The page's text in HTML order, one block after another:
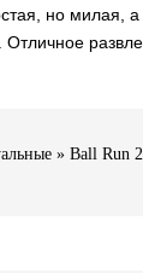
но милая,
Отличное
» Ball Run